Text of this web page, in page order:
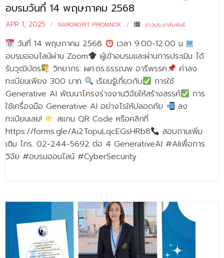
อบรมวันที่ 14 พฤษภาคม 2568
APR 1, 2025 NARONGRIT PIROMNOK ข่าวประชาสัมพันธ์
วันที่ 14 พฤษภาคม 2568
เวลา 9.00-12.00 น.
อบรมออนไลน์ผ่าน Zoom
ผู้เข้าอบรมและผ่านการประเมิน ได้
รับวุฒิบัตร
วิทยากร: ผศ.ดร.ธรรณพ อารีพรรค
ค่าลง
ทะเบียนเพียง 300 บาท
เรียนรู้เกี่ยวกับ
การใช้
Generative AI พัฒนาโครงร่างงานวิจัยให้สร้างสรรค์
การ
ใช้เครื่องมือ Generative AI อย่างไรให้ปลอดภัย
ลง
ทะเบียนเลย!
สแกน QR Code หรือคลิกที่
https://forms.gle/Ai2TopuLqcEGsHRb8
สอบถามเพิ่ม
เติม โทร. 02-244-5692 ต่อ 4 GenerativeAI #AIเพื่อการ
วิจัย #อบรมออนไลน์ #CyberSecurity